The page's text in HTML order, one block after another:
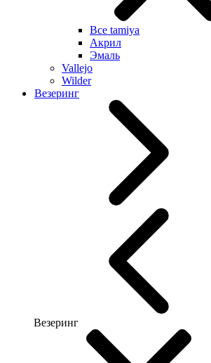
Все tamiya
Акрил
Эмаль
Vallejo
Wilder
Везеринг
Везеринг